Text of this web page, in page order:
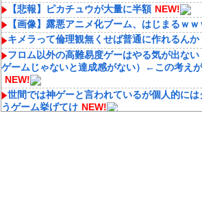
【悲報】ピカチュウが大量に半額 NEW!
【画像】露悪アニメ化ブーム、はじまるｗｗ
キメラって倫理観無くせば普通に作れるんか
フロム以外の高難易度ゲーはやる気が出な
ゲームじゃないと達成感がない）←この考え
NEW!
世間では神ゲーと言われているが個人的には
うゲーム挙げてけ NEW!